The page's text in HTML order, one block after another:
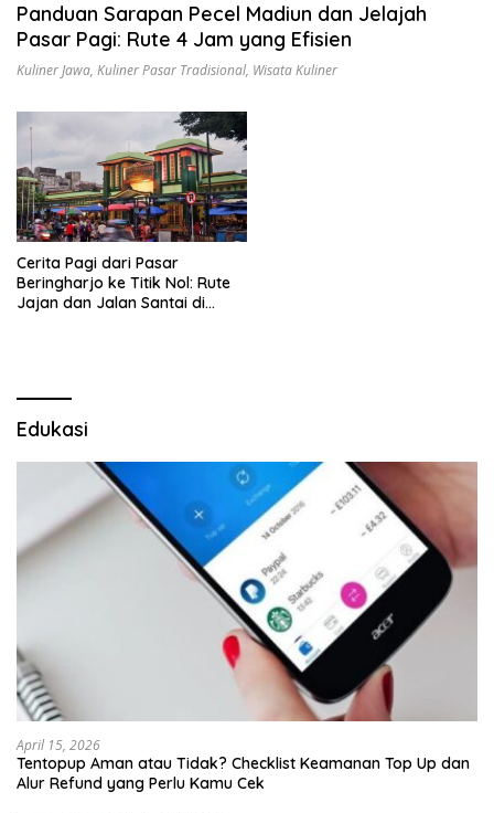
Panduan Sarapan Pecel Madiun dan Jelajah
Pasar Pagi: Rute 4 Jam yang Efisien
Kuliner Jawa, Kuliner Pasar Tradisional, Wisata Kuliner
Cerita Pagi dari Pasar
Beringharjo ke Titik Nol: Rute
Jajan dan Jalan Santai di
Edukasi
April 15, 2026
Tentopup Aman atau Tidak? Checklist Keamanan Top Up dan
Alur Refund yang Perlu Kamu Cek